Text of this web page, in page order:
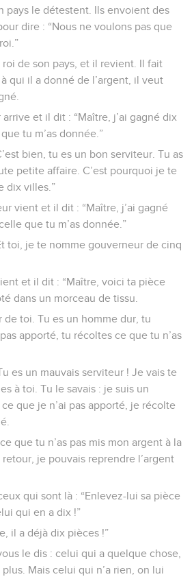
pays le détestent. Ils envoient des
dire : “Nous ne voulons pas que
roi de son pays, et il revient. Il fait
qui il a donné de l’argent, il veut
et il dit : “Maître, j’ai gagné dix
tu m’as donnée.”
bien, tu es un bon serviteur. Tu as
petite affaire. C’est pourquoi je te
dix villes.”
vient et il dit : “Maître, j’ai gagné
que tu m’as donnée.”
toi, je te nomme gouverneur de cinq
et il dit : “Maître, voici ta pièce
dans un morceau de tissu.
de toi. Tu es un homme dur, tu
apporté, tu récoltes ce que tu n’as
es un mauvais serviteur ! Je vais te
à toi. Tu le savais : je suis un
que je n’ai pas apporté, je récolte
que tu n’as pas mis mon argent à la
je pouvais reprendre l’argent
qui sont là : “Enlevez-lui sa pièce
qui en a dix !”
il a déjà dix pièces !”
le dis : celui qui a quelque chose,
Mais celui qui n’a rien, on lui